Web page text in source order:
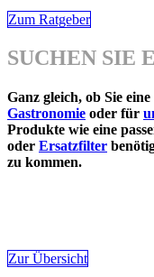
Zum Ratgeber
SUCHEN SIE
Ganz gleich, ob Sie
Gastronomie oder für
Produkte wie eine
oder Ersatzfilter
zu kommen.
Zur Übersicht